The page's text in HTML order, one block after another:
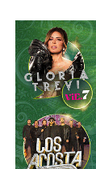
Esa
Azcárraga
de la
familiar y una
del voto de la
capital tenga
Emilio
financiero